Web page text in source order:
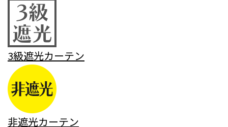
3級遮光カーテン
非遮光カーテン